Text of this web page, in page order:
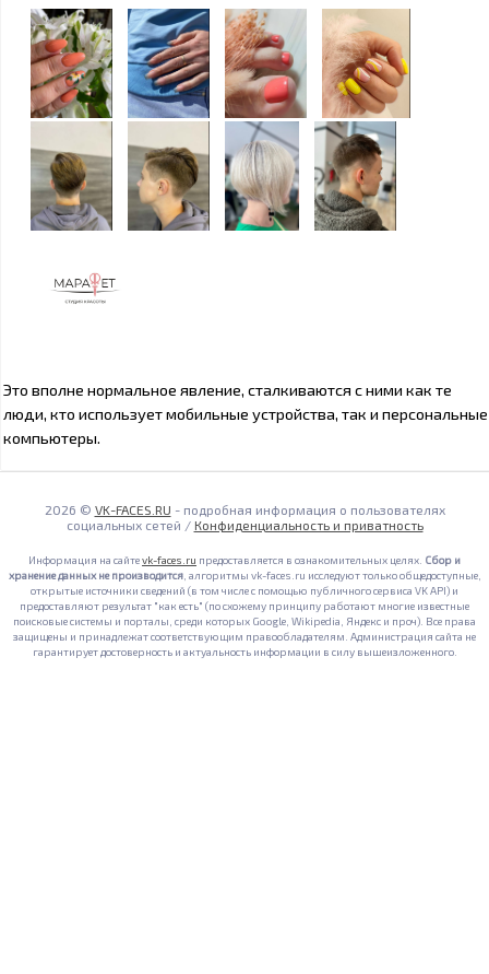
Это вполне нормальное явление, сталкиваются с ними как те
люди, кто использует мобильные устройства, так и персональные
компьютеры.
2026 © VK-FACES.RU - подробная информация о пользователях
социальных сетей / Конфиденциальность и приватность
Информация на сайтеvk-faces.ru предоставляется в ознакомительных целях. Сбор и
хранение данных не производится, алгоритмы vk-faces.ru исследуют только общедоступные,
открытые источники сведений (в том числе с помощью публичного сервиса VK API) и
предоставляют результат "как есть" (по схожему принципу работают многие известные
поисковые системы и порталы, среди которых Google, Wikipedia, Яндекс и проч). Все права
защищены и принадлежат соответствующим правообладателям. Администрация сайта не
гарантирует достоверность и актуальность информации в силу вышеизложенного.